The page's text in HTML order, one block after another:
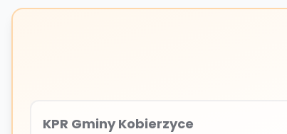
KPR Gminy Kobierzyce